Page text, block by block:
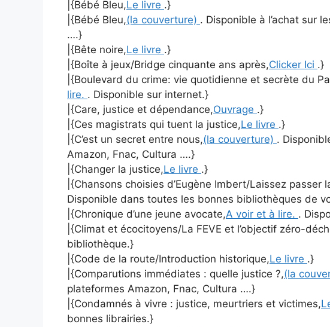
|{Bébé Bleu,Le livre .}
|{Bébé Bleu,(la couverture) . Disponible à l’achat sur
….}
|{Bête noire,Le livre .}
|{Boîte à jeux/Bridge cinquante ans après,Clicker Ici .}
|{Boulevard du crime: vie quotidienne et secrète du
lire. . Disponible sur internet.}
|{Care, justice et dépendance,Ouvrage .}
|{Ces magistrats qui tuent la justice,Le livre .}
|{C’est un secret entre nous,(la couverture) .
Amazon, Fnac, Cultura ….}
|{Changer la justice,Le livre .}
|{Chansons choisies d’Eugène Imbert/Laissez passer
Disponible dans toutes les bonnes bibliothèques de
|{Chronique d’une jeune avocate,A voir et à lire. .
|{Climat et écocitoyens/La FEVE et l’objectif zéro-
bibliothèque.}
|{Code de la route/Introduction historique,Le livre .}
|{Comparutions immédiates : quelle justice ?,(la
plateformes Amazon, Fnac, Cultura ….}
|{Condamnés à vivre : justice, meurtriers et victimes,
bonnes librairies.}